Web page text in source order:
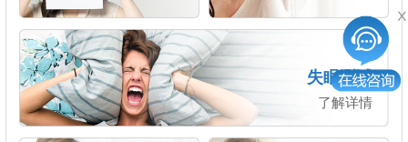
失眠测试
了解详情